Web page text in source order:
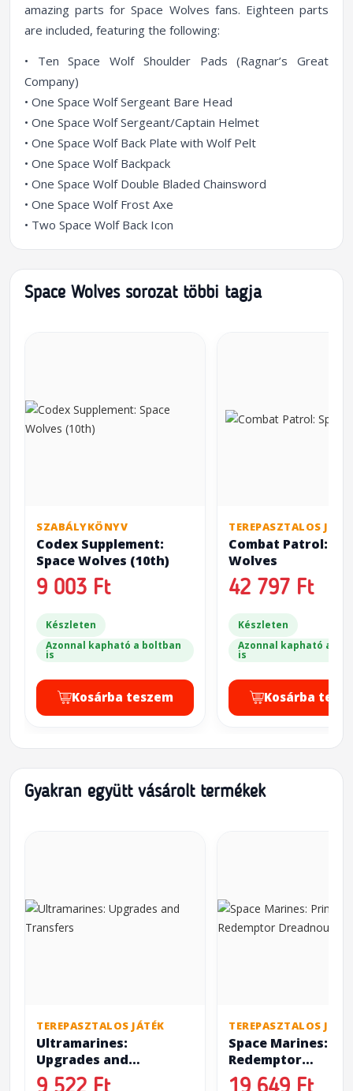
amazing parts for Space Wolves fans. Eighteen parts
are included, featuring the following:
• Ten Space Wolf Shoulder Pads (Ragnar’s Great
Company)
• One Space Wolf Sergeant Bare Head
• One Space Wolf Sergeant/Captain Helmet
• One Space Wolf Back Plate with Wolf Pelt
• One Space Wolf Backpack
• One Space Wolf Double Bladed Chainsword
• One Space Wolf Frost Axe
• Two Space Wolf Back Icon
Space Wolves sorozat többi tagja
SZABÁLYKÖNYV
Codex Supplement:
Space Wolves (10th)
9 003 Ft
Készleten
Azonnal kapható a boltban
is
Kosárba teszem
TEREPASZTALOS
Combat Patrol:
Wolves
42 797 Ft
Készleten
Azonnal kapható a
is
Kosárba
Gyakran együtt vásárolt termékek
TEREPASZTALOS JÁTÉK
Ultramarines:
Upgrades and
Transfers
TEREPASZTALOS
Space Marines:
Redemptor
Dreadnought